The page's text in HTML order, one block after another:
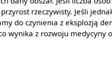
rzeczywisty. Jeśli
do czynienia z eksplozją
wynika z rozwoju medycyny